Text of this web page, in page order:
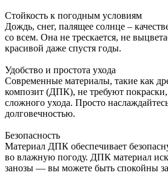
Стойкость к погодным условиям
Дождь, снег, палящее солнце –
со всем. Она не трескается, не
красивой даже спустя годы.
Удобство и простота ухода
Современные материалы, такие как
композит (ДПК), не требуют
сложного ухода. Просто
долговечностью.
Безопасность
Материал ДПК обеспечивает
во влажную погоду. ДПК материал
занозы — вы можете быть спокойны за